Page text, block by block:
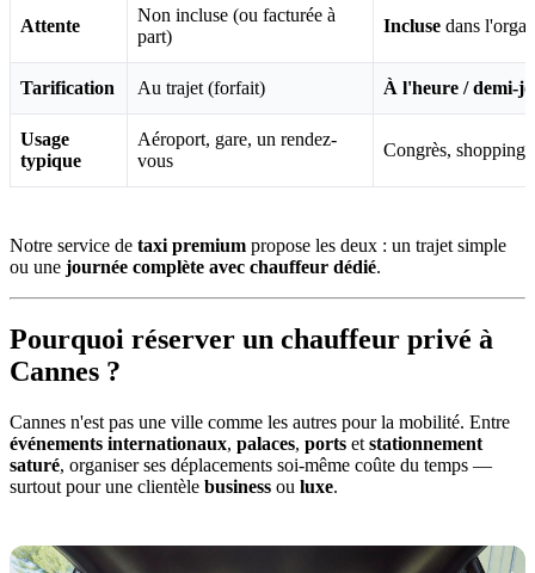
Attente
Non incluse (ou facturée à
part)
Incluse dans
Tarification Au trajet (forfait) À l'heure / demi-
Usage
typique
Aéroport, gare, un rendez-
vous
Congrès, shopping,
Notre service de taxi premium propose les deux : un trajet simple
ou une journée complète avec chauffeur dédié.
Pourquoi réserver un chauffeur privé à
Cannes ?
Cannes n'est pas une ville comme les autres pour la mobilité. Entre
événements internationaux, palaces, ports et stationnement
saturé, organiser ses déplacements soi-même coûte du temps —
surtout pour une clientèle business ou luxe.